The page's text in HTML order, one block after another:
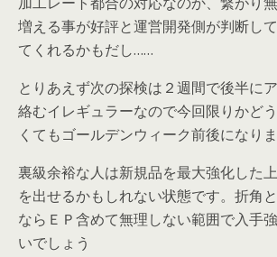
増える事が好評と運営開発側が判断し
てくれるかもだし……
とりあえず次の探検は２週間で後半に
絡むイレギュラーなので今回限りかど
くてもゴールデンウィーク前後になり
裏級余裕な人は新規品を最大強化した
を出せるかもしれない状態です。折角
ならＥＰ含めて無理しない範囲で入手
いでしょう